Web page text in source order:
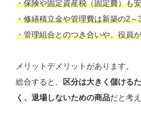
・保険や固定資産税（固定費）も
・修繕積立金や管理費は新築の2～
・管理組合とのつき合いや、役員
メリットデメリットがあります。
総合すると、
区分は大きく儲ける
く、退場しないための商品だと考